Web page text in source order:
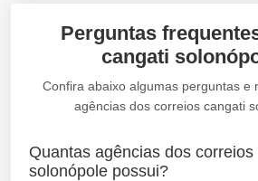
Perguntas
cangati
Confira abaixo algumas perguntas e
agências dos correios cangati
Quantas agências dos
solonópole possui?